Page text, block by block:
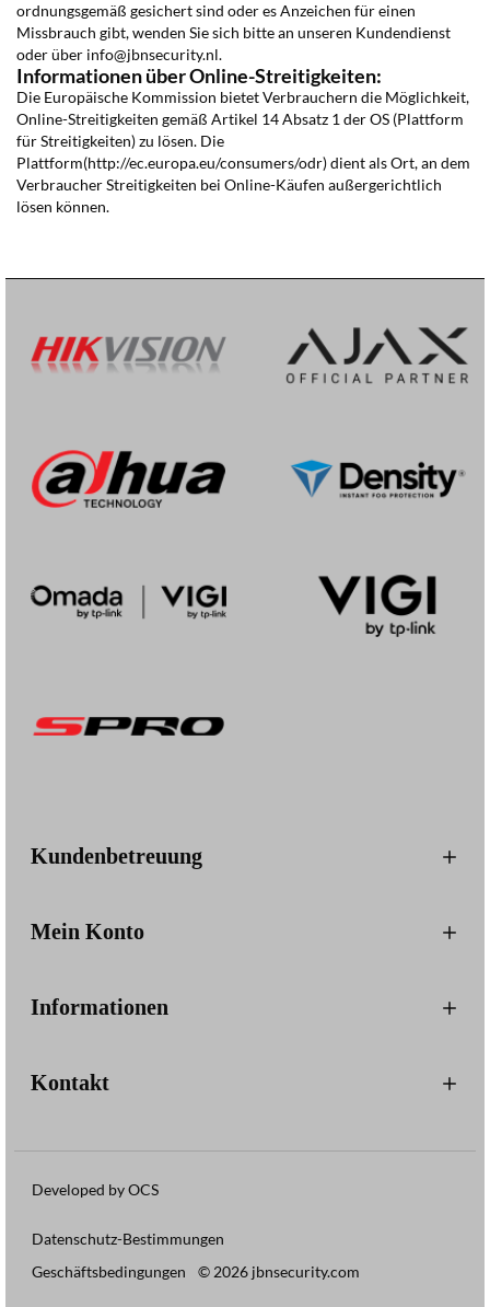
ordnungsgemäß gesichert sind oder es Anzeichen für einen
Missbrauch gibt, wenden Sie sich bitte an unseren Kundendienst
oder über info@jbnsecurity.nl.
Informationen über Online-Streitigkeiten:
Die Europäische Kommission bietet Verbrauchern die Möglichkeit,
Online-Streitigkeiten gemäß Artikel 14 Absatz 1 der OS (Plattform
für Streitigkeiten) zu lösen. Die
Plattform(http://ec.europa.eu/consumers/odr) dient als Ort, an dem
Verbraucher Streitigkeiten bei Online-Käufen außergerichtlich
lösen können.
Kundenbetreuung
Mein Konto
Informationen
Kontakt
Developed by OCS
Datenschutz-Bestimmungen
Geschäftsbedingungen
© 2026 jbnsecurity.com